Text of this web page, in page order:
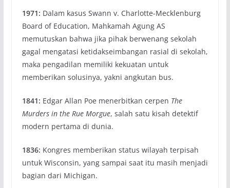
1971: Dalam kasus Swann v. Charlotte-Mecklenburg
Board of Education, Mahkamah Agung AS
memutuskan bahwa jika pihak berwenang sekolah
gagal mengatasi ketidakseimbangan rasial di sekolah,
maka pengadilan memiliki kekuatan untuk
memberikan solusinya, yakni angkutan bus.
1841: Edgar Allan Poe menerbitkan cerpen The
Murders in the Rue Morgue, salah satu kisah detektif
modern pertama di dunia.
1836: Kongres memberikan status wilayah terpisah
untuk Wisconsin, yang sampai saat itu masih menjadi
bagian dari Michigan.